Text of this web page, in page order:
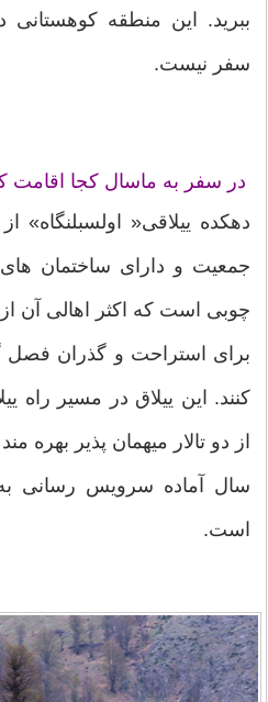
ببرید. این منطقه
سفر نیست.
در سفر به ماسال کجا اقامت
دهکده ییلاقی« اولسبلنگاه»
جمعیت و دارای ساختمان
چوبی است که اکثر اهالی آن
برای استراحت و گذران فصل
کنند. این ییلاق در مسیر راه
از دو تالار میهمان پذیر
سال آماده سرویس رسانی
است.